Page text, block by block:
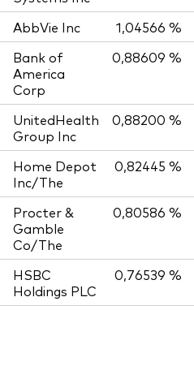
AbbVie Inc 1,04566 %
Bank of
America
Corp
0,88609 %
UnitedHealth
Group Inc
0,88200 %
Home Depot
Inc/The
0,82445 %
Procter &
Gamble
Co/The
0,80586 %
HSBC
Holdings PLC
0,76539 %